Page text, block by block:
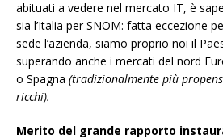
abituati a vedere nel mercato IT, è
sia l’Italia per SNOM: fatta eccezione
sede l’azienda, siamo proprio noi il
superando anche i mercati del nord
o Spagna (tradizionalmente più
ricchi).
Merito del grande rapporto